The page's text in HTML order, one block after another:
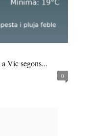
Vic segons...
0